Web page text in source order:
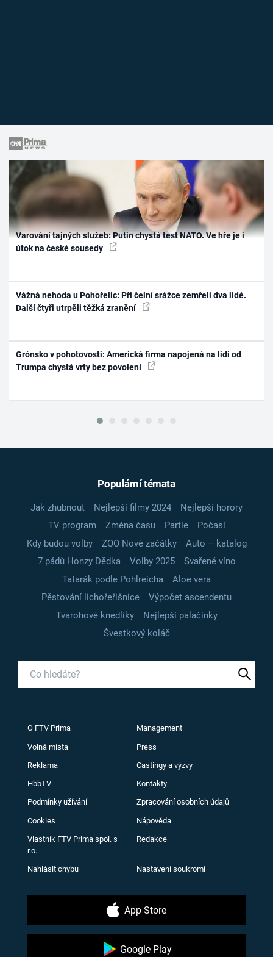
Varování tajných služeb: Putin chystá test NATO. Ve hře je i
útok na české sousedy
Vážná nehoda u Pohořelic: Při čelní srážce zemřeli dva lidé.
Další čtyři utrpěli těžká zranění
Grónsko v pohotovosti: Americká firma napojená na lidi od
Trumpa chystá vrty bez povolení
Populární témata
Jak zhubnout Nejlepší filmy 2024
Nejlepší horory
TV program
Změna času Partie
Počasí
Kdy budou volby
ZOO Nové začátky
Auto – katalog
7 pádů Honzy Dědka
Volby 2025
Svařené víno
Tatarák podle Pohlreicha
Aloe vera
Pěstování lichořeřišnice
Výpočet ascendentu
Tvarohové knedlíky
Nejlepší palačinky
Švestkový koláč
O FTV Prima Management
Volná místa Press
Reklama Castingy a výzvy
HbbTV Kontakty
Podmínky užívání Zpracování osobních údajů
Cookies Nápověda
Vlastník FTV Prima spol. s
r.o.
Redakce
Nahlásit chybu Nastavení soukromí
App Store
Google Play